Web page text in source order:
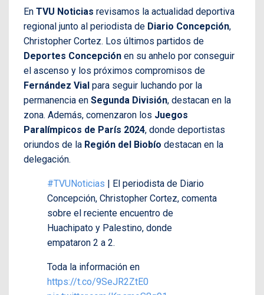
En TVU Noticias revisamos la actualidad deportiva
regional junto al periodista de Diario Concepción,
Christopher Cortez. Los últimos partidos de
Deportes Concepción en su anhelo por conseguir
el ascenso y los próximos compromisos de
Fernández Vial para seguir luchando por la
permanencia en Segunda División, destacan en la
zona. Además, comenzaron los Juegos
Paralímpicos de París 2024, donde deportistas
oriundos de la Región del Biobío destacan en la
delegación.
#TVUNoticias | El periodista de Diario
Concepción, Christopher Cortez, comenta
sobre el reciente encuentro de
Huachipato y Palestino, donde
empataron 2 a 2.
Toda la información en
https://t.co/9SeJR2ZtE0